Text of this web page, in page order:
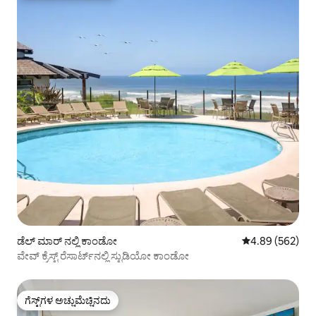
ಡೆಲ್ ಮಾರ್ ನಲ್ಲಿ ಕಾಂಡೋ 5 ರಲ್ಲಿ 4.89
4.89 (562)
ವೇವ್ ಕ್ರೆಸ್ಟ್ ರೆಸಾರ್ಟ್‌ನಲ್ಲಿ ಸ್ಟುಡಿಯೋ ಕಾಂಡೋ
ಗೆಸ್ಟ್‌ಗಳ ಅಚ್ಚುಮೆಚ್ಚಿನದು
ಗೆಸ್ಟ್‌ಗಳ ಅಚ್ಚುಮೆಚ್ಚಿನದು